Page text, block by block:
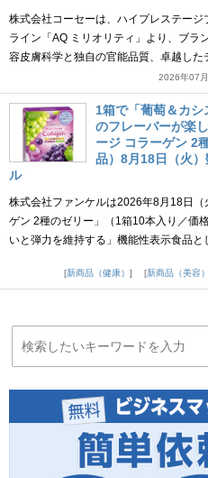
株式会社コーセーは、ハイプレステー
ライン「AQ ミリオリティ」より、ブラ
容皮膚科学と独自の官能品質、卓越し
2026年07
1箱で「葡萄＆カ
のフレーバーが楽
ージ コラーゲン 2
品）8月18日（火
ル
株式会社ファンケルは2026年8月18日
ゲン 2種のゼリー」（1箱10本入り／価
いと弾力を維持する」機能性表示食品
新商品（健康）
新商品（美容）